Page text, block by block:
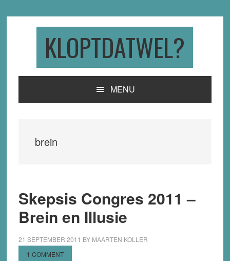
KLOPTDATWEL?
MENU
brein
Skepsis Congres 2011 –
Brein en Illusie
21 SEPTEMBER 2011 BY MAARTEN KOLLER
1 COMMENT